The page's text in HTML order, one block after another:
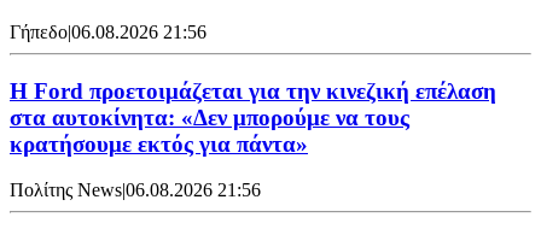
Γήπεδο|06.08.2026 21:56
Η Ford προετοιμάζεται για την κινεζική επέλαση
στα αυτοκίνητα: «Δεν μπορούμε να τους
κρατήσουμε εκτός για πάντα»
Πολίτης News|06.08.2026 21:56